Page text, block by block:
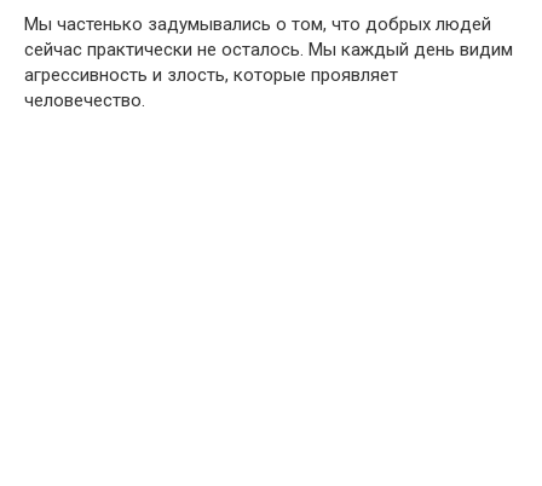
Мы частенько задумывались о том, что добрых людей
сейчас практически не осталось. Мы каждый день видим
агрессивность и злость, которые проявляет
человечество.